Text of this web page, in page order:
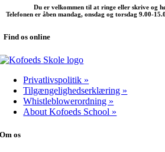
Du er velkommen til at ringe eller skrive og
Telefonen er åben mandag, onsdag og torsdag 9.00-
Find os online
Privatlivspolitik »
Tilgængelighedserklæring »
Whistleblowerordning »
About Kofoeds School »
Om os